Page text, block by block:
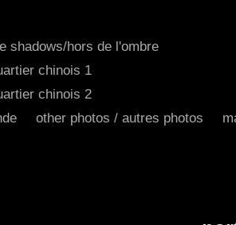
shadows/hors de l'ombre
chinois 1
chinois 2
other photos / autres photos